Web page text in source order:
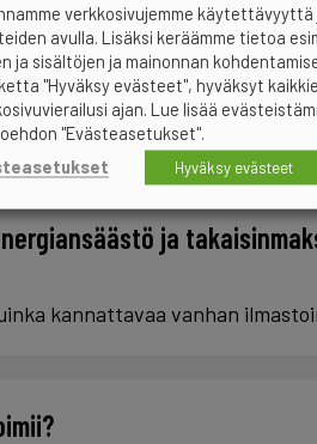
ja
kannattavaa vanhan
verkkosivujemme
avulla. Lisäksi keräämme tietoa
ja sisältöjen ja mainonnan
"Hyväksy evästeet", hyväksyt
ajan. Lue lisää
"Evästeasetukset".
Hyväksy evästeet